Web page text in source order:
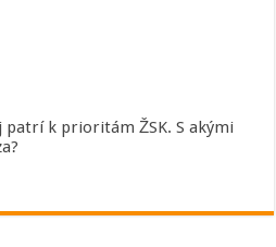
patrí k prioritám ŽSK. S akými